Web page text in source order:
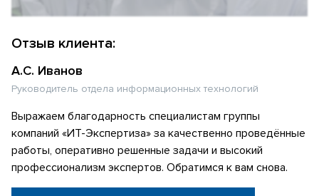
Отзыв клиента:
А.С. Иванов
Руководитель отдела информационных технологий
Выражаем благодарность специалистам группы
компаний «ИТ-Экспертиза» за качественно проведённые
работы, оперативно решенные задачи и высокий
профессионализм экспертов. Обратимся к вам снова.